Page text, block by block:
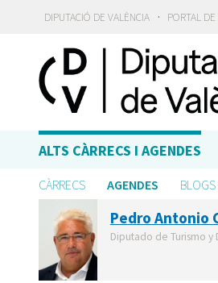
DIPUTACIÓ DE VALÈNCIA · PORTAL
ALTS CÀRRECS I AGENDES
CÀRRECS AGENDES BLOGS
Pedro Antonio
Diputado de Turismo y